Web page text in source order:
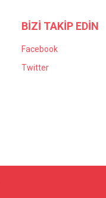
BİZİ TAKİP EDİN
Facebook
Twitter